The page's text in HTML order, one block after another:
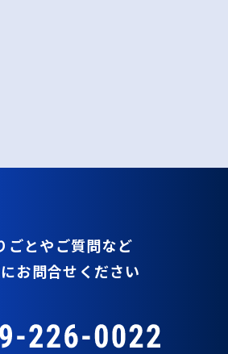
ごとやご質問など
お問合せください